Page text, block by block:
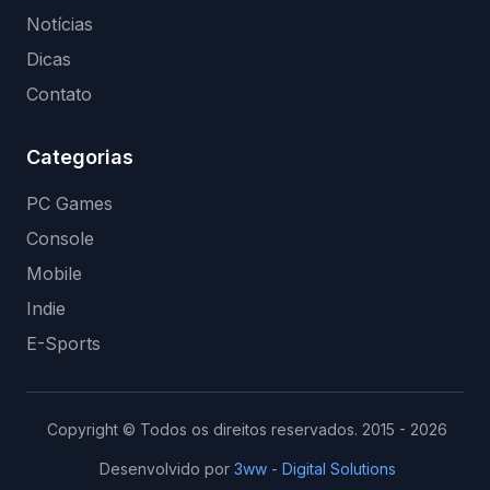
Notícias
Dicas
Contato
Categorias
PC Games
Console
Mobile
Indie
E-Sports
Copyright © Todos os direitos reservados. 2015 - 2026
Desenvolvido por 3ww - Digital Solutions